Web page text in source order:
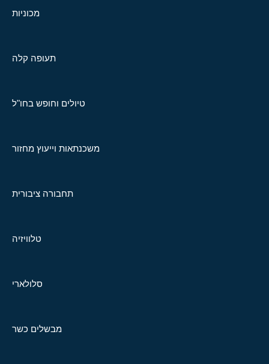
מכוניות
תעופה קלה
טיולים וחופש בחו"ל
משכנתאות וייעוץ מחזור
תחבורה ציבורית
טלוויזיה
סלולארי
מבשלים כשר